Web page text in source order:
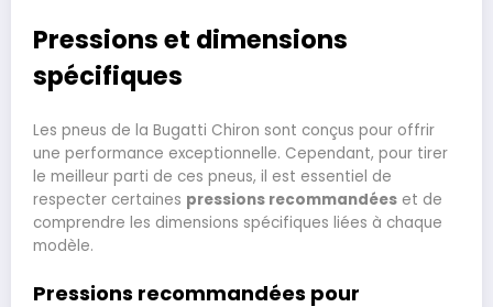
Pressions et dimensions
spécifiques
Les pneus de la Bugatti Chiron sont conçus pour offrir
une performance exceptionnelle. Cependant, pour tirer
le meilleur parti de ces pneus, il est essentiel de
respecter certaines pressions recommandées et de
comprendre les dimensions spécifiques liées à chaque
modèle.
Pressions recommandées pour